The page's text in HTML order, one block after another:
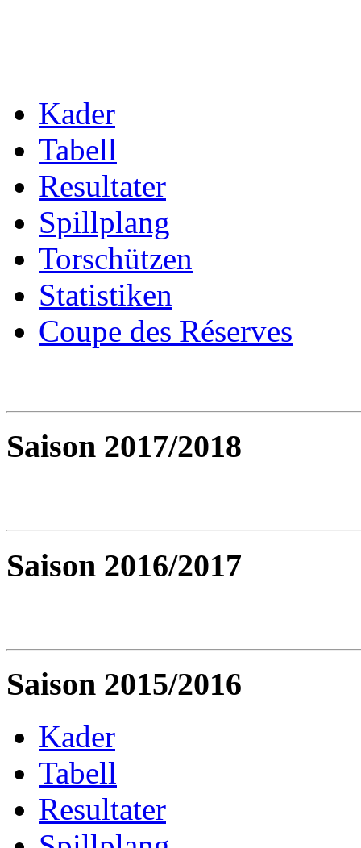
Kader
Tabell
Resultater
Spillplang
Torschützen
Statistiken
Coupe des Réserves
Saison 2017/2018
Saison 2016/2017
Saison 2015/2016
Kader
Tabell
Resultater